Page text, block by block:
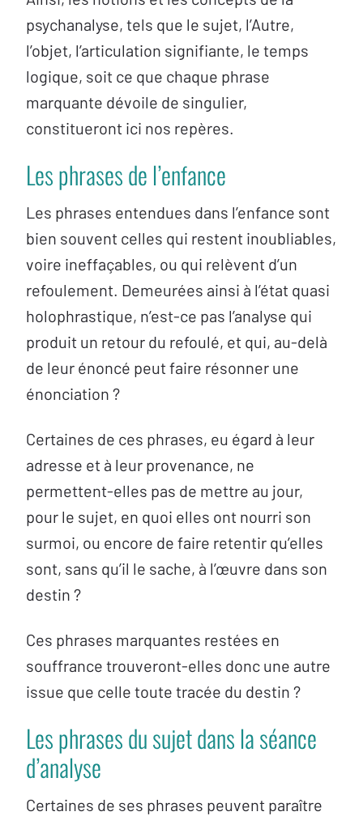
psychanalyse, tels que le sujet, l’Autre,
l’objet, l’articulation signifiante, le temps
logique, soit ce que chaque phrase
marquante dévoile de singulier,
constitueront ici nos repères.
Les phrases de l’enfance
Les phrases entendues dans l’enfance sont
bien souvent celles qui restent inoubliables,
voire ineffaçables, ou qui relèvent d’un
refoulement. Demeurées ainsi à l’état quasi
holophrastique, n’est-ce pas l’analyse qui
produit un retour du refoulé, et qui, au-delà
de leur énoncé peut faire résonner une
énonciation ?
Certaines de ces phrases, eu égard à leur
adresse et à leur provenance, ne
permettent-elles pas de mettre au jour,
pour le sujet, en quoi elles ont nourri son
surmoi, ou encore de faire retentir qu’elles
sont, sans qu’il le sache, à l’œuvre dans son
destin ?
Ces phrases marquantes restées en
souffrance trouveront-elles donc une autre
issue que celle toute tracée du destin ?
Les phrases du sujet dans la séance
d’analyse
Certaines de ses phrases peuvent paraître